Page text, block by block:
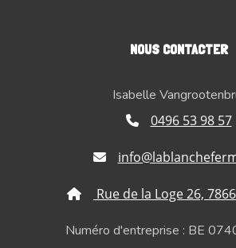
NOUS CONTACTER
Isabelle
0496 53 98 57
Rue de la Loge 26,
Numéro d'entreprise : BE